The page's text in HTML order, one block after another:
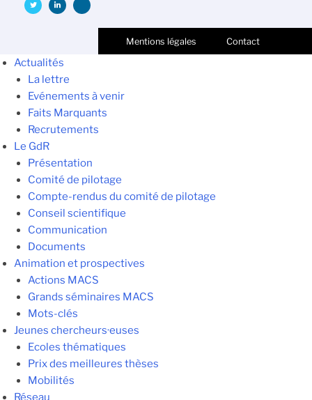
Mentions légales Contact
Actualités
La lettre
Evénements à venir
Faits Marquants
Recrutements
Le GdR
Présentation
Comité de pilotage
Compte-rendus du comité de pilotage
Conseil scientifique
Communication
Documents
Animation et prospectives
Actions MACS
Grands séminaires MACS
Mots-clés
Jeunes chercheurs·euses
Ecoles thématiques
Prix des meilleures thèses
Mobilités
Réseau